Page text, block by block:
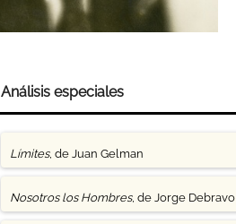
Análisis especiales
Límites, de Juan Gelman
Nosotros los Hombres, de Jorge Debravo